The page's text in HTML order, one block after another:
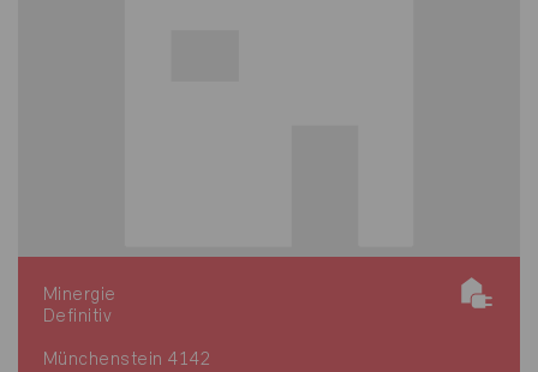
Minergie
Definitiv
Münchenstein 4142